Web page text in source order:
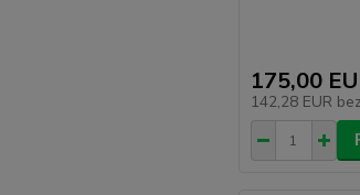
175,00
142,28 EUR